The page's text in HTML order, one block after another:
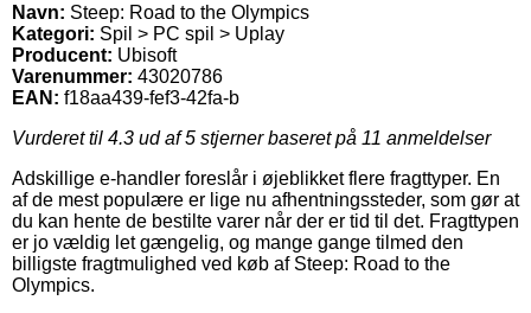
Navn: Steep: Road to the Olympics
Kategori: Spil > PC spil > Uplay
Producent: Ubisoft
Varenummer: 43020786
EAN: f18aa439-fef3-42fa-b
Vurderet til 4.3 ud af 5 stjerner baseret på 11 anmeldelser
Adskillige e-handler foreslår i øjeblikket flere fragttyper. En
af de mest populære er lige nu afhentningssteder, som gør at
du kan hente de bestilte varer når der er tid til det. Fragttypen
er jo vældig let gængelig, og mange gange tilmed den
billigste fragtmulighed ved køb af Steep: Road to the
Olympics.